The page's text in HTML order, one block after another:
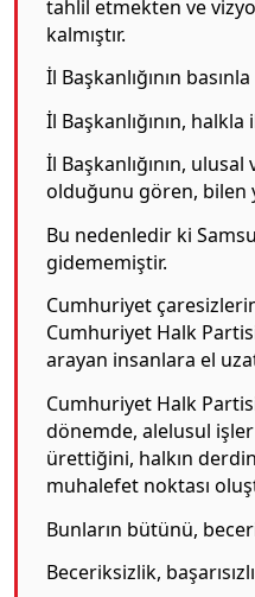
tahlil etmekten ve
kalmıştır.
İl Başkanlığının
İl Başkanlığının,
İl Başkanlığının,
olduğunu gören, bilen
Bu nedenledir ki
gidememiştir.
Cumhuriyet
Cumhuriyet Halk
arayan insanlara el
Cumhuriyet Halk
dönemde, alelusul işler
ürettiğini, halkın
muhalefet noktası
Bunların bütünü,
Beceriksizlik,